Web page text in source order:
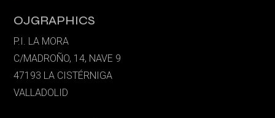
OJGRAPHICS
P.I. LA MORA
C/MADROÑO, 14, NAVE 9
47193 LA CISTÉRNIGA
VALLADOLID